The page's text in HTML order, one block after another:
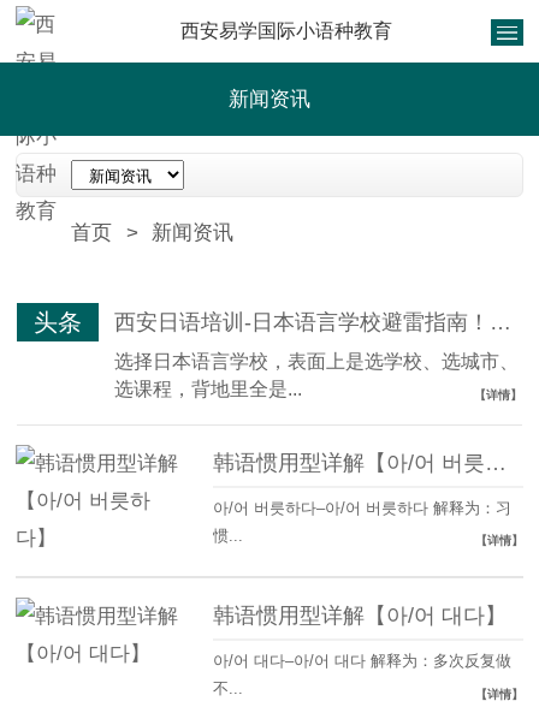
西安易学国际小语种教育
新闻资讯
首页 > 新闻资讯
头条 西安日语培训-日本语言学校避雷指南！90%留学生都踩过的坑，看完少走半年弯路
选择日本语言学校，表面上是选学校、选城市、
选课程，背地里全是...
【详情】
韩语惯用型详解【아/어 버릇하다】
아/어 버릇하다–아/어 버릇하다 解释为：习
惯...
【详情】
韩语惯用型详解【아/어 대다】
아/어 대다–아/어 대다 解释为：多次反复做
不...
【详情】